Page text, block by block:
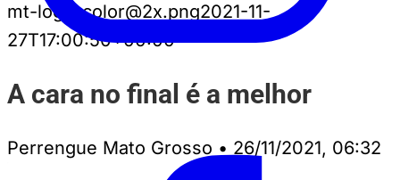
mt-logo-color@2x.png2021-11-
27T17:00:50+00:00
A cara no final é a melhor
Perrengue Mato Grosso • 26/11/2021, 06:32